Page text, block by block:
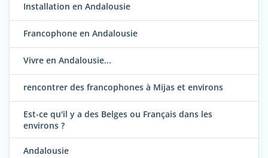
Installation en Andalousie
Francophone en Andalousie
Vivre en Andalousie...
rencontrer des francophones à Mijas et environs
Est-ce qu'il y a des Belges ou Français dans les
environs ?
Andalousie